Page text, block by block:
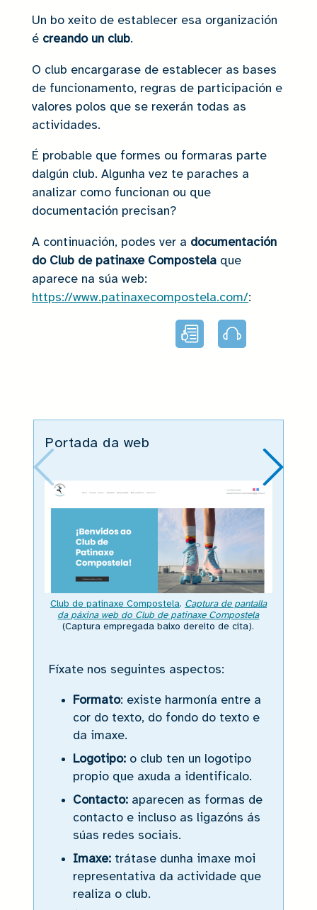
Lectura
facilitada
Audio
Un bo xeito de establecer esa organización
é creando un club.
O club encargarase de establecer as bases
de funcionamento, regras de participación e
valores polos que se rexerán todas as
actividades.
É probable que formes ou formaras parte
dalgún club. Algunha vez te paraches a
analizar como funcionan ou que
documentación precisan?
A continuación, podes ver a documentación
do Club de patinaxe Compostela que
aparece na súa web:
https://www.patinaxecompostela.com/:
Portada da web
Club de patinaxe Compostela. Captura de pantalla
da páxina web do Club de patinaxe Compostela
(Captura empregada baixo dereito de cita).
Fíxate nos seguintes aspectos:
Formato: existe harmonía entre a
cor do texto, do fondo do texto e
da imaxe.
Logotipo: o club ten un logotipo
propio que axuda a identificalo.
Contacto: aparecen as formas de
contacto e incluso as ligazóns ás
súas redes sociais.
Imaxe: trátase dunha imaxe moi
representativa da actividade que
realiza o club.